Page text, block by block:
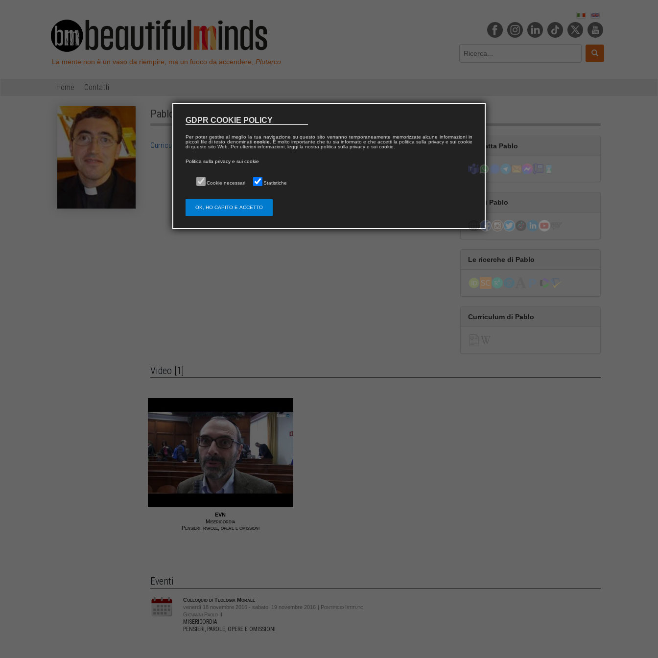
La mente non è un vaso da riempire, ma un fuoco da accendere, Plutarco
Home Contatti
Pablo REQUENA
Curriculum vitae di Pablo Requena Contatta Pablo
Segui Pablo
Le ricerche di Pablo
Curriculum di Pablo
Video [1]
EVN
Misericordia
Pensieri, parole, opere e omissioni
Eventi
Colloquio di Teologia Morale
venerdì 18 novembre 2016 - sabato, 19 novembre 2016
| Pontificio Istituto
Giovanni Paolo II
MISERICORDIA
PENSIERI, PAROLE, OPERE E OMISSIONI
GDPR COOKIE POLICY
Per poter gestire al meglio la tua navigazione su questo sito verranno temporaneamente memorizzate alcune informazioni in
piccoli file di testo denominati cookie. È molto importante che tu sia informato e che accetti la politica sulla privacy e sui cookie
di questo sito Web. Per ulteriori informazioni, leggi la nostra politica sulla privacy e sui cookie.
Politica sulla privacy e sui cookie
Cookie necessari Statistiche
OK, HO CAPITO E ACCETTO